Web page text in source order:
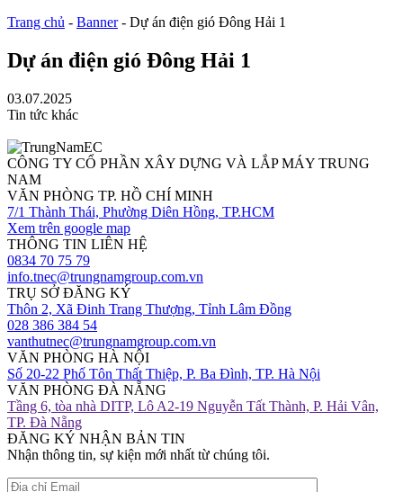
Trang chủ - Banner- Dự án điện gió Đông Hải 1
Dự án điện gió Đông Hải 1
03.07.2025
Tin tức khác
CÔNG TY CỔ PHẦN XÂY DỰNG VÀ LẮP MÁY TRUNG
NAM
VĂN PHÒNG TP. HỒ CHÍ MINH
7/1 Thành Thái, Phường Diên Hồng, TP.HCM
Xem trên google map
THÔNG TIN LIÊN HỆ
0834 70 75 79
info.tnec@trungnamgroup.com.vn
TRỤ SỞ ĐĂNG KÝ
Thôn 2, Xã Đinh Trang Thượng, Tỉnh Lâm Đồng
028 386 384 54
vanthutnec@trungnamgroup.com.vn
VĂN PHÒNG HÀ NỘI
Số 20-22 Phố Tôn Thất Thiệp, P. Ba Đình, TP. Hà Nội
VĂN PHÒNG ĐÀ NẴNG
Tầng 6, tòa nhà DITP, Lô A2-19 Nguyễn Tất Thành, P. Hải Vân,
TP. Đà Nẵng
ĐĂNG KÝ NHẬN BẢN TIN
Nhận thông tin, sự kiện mới nhất từ chúng tôi.